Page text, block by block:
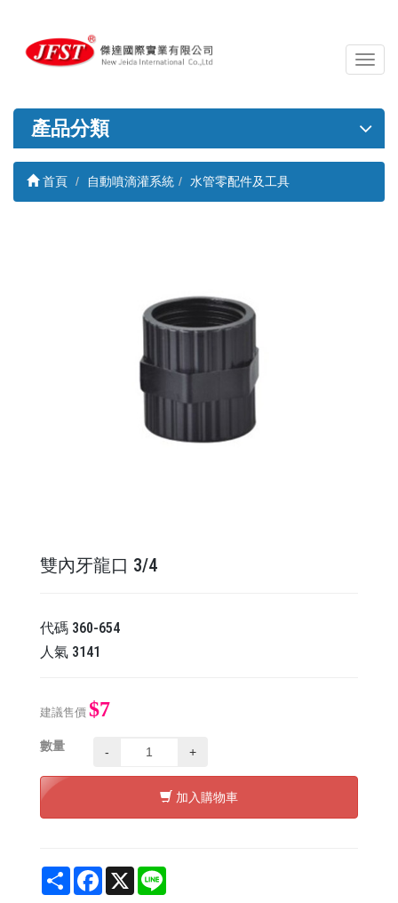
導
覽
關
產品分類
首頁 自動噴滴灌系統 水管零配件及工具
雙內牙龍口 3/4
代碼 360-654
人氣 3141
建議售價 $7
數量 - +
加入購物車
Share Facebook
X